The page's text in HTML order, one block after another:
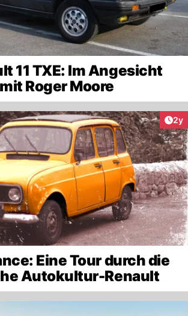
11 TXE: Im Angesicht
Roger Moore
2y
Eine Tour durch die
Autokultur-Renault